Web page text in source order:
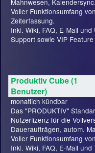
Mahnwesen,
Voller Funktionsumfang
Zeiterfassung.
Inkl. Wiki, FAQ, E-Mail
Support sowie VIP
Produktiv Cube (1
Benutzer)
monatlich kündbar
Das "PRODUKTIV"
Nutzerlizenz für die
Daueraufträgen, autom.
Voller Funktionsumfang
Inkl. Wiki, FAQ, E-Mail